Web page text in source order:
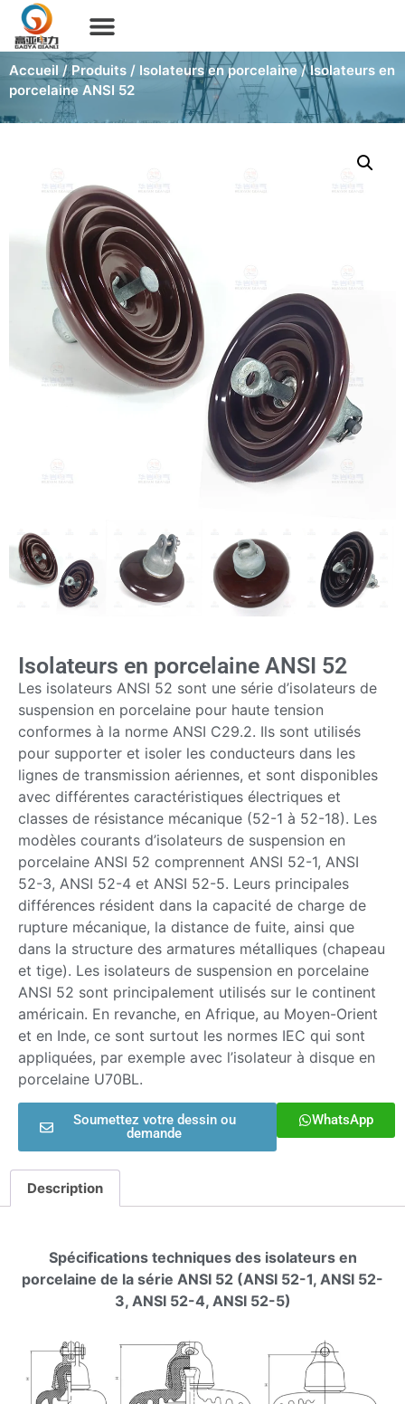
Accueil /Produits / Isolateurs en porcelaine/ Isolateurs en
porcelaine ANSI 52
Isolateurs en porcelaine ANSI 52
Les isolateurs ANSI 52 sont une série d’isolateurs de
suspension en porcelaine pour haute tension
conformes à la norme ANSI C29.2. Ils sont utilisés
pour supporter et isoler les conducteurs dans les
lignes de transmission aériennes, et sont disponibles
avec différentes caractéristiques électriques et
classes de résistance mécanique (52-1 à 52-18). Les
modèles courants d’isolateurs de suspension en
porcelaine ANSI 52 comprennent ANSI 52-1, ANSI
52-3, ANSI 52-4 et ANSI 52-5. Leurs principales
différences résident dans la capacité de charge de
rupture mécanique, la distance de fuite, ainsi que
dans la structure des armatures métalliques (chapeau
et tige). Les isolateurs de suspension en porcelaine
ANSI 52 sont principalement utilisés sur le continent
américain. En revanche, en Afrique, au Moyen-Orient
et en Inde, ce sont surtout les normes IEC qui sont
appliquées, par exemple avec l’isolateur à disque en
porcelaine U70BL.
Soumettez votre dessin ou
demande
WhatsApp
Description
Spécifications techniques des isolateurs en
porcelaine de la série ANSI 52 (ANSI 52-1, ANSI 52-
3, ANSI 52-4, ANSI 52-5)